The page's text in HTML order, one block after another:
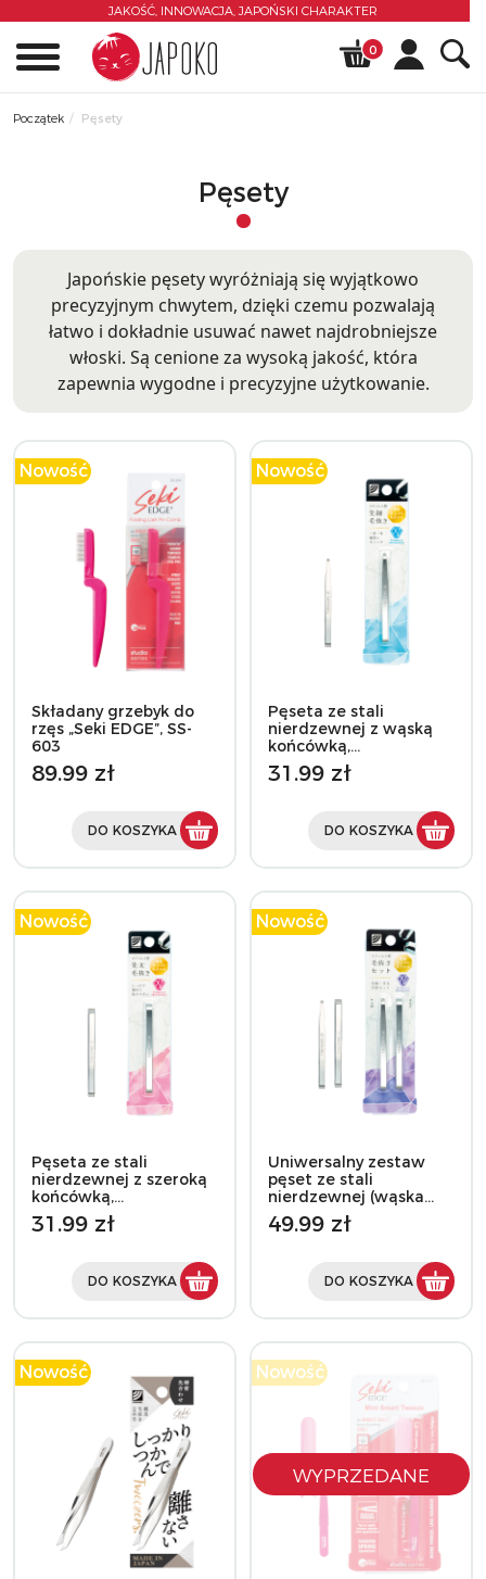
JAKOŚĆ, INNOWACJA, JAPOŃSKI CHARAKTER
0
Początek Pęsety
Pęsety
Japońskie pęsety wyróżniają się wyjątkowo
precyzyjnym chwytem, dzięki czemu pozwalają
łatwo i dokładnie usuwać nawet najdrobniejsze
włoski. Są cenione za wysoką jakość, która
zapewnia wygodne i precyzyjne użytkowanie.
Nowość
Składany grzebyk do
rzęs „Seki EDGE”, SS-
603
89.99 zł
DO KOSZYKA
Nowość
Pęseta ze stali
nierdzewnej z wąską
końcówką,…
31.99 zł
DO KOSZYKA
Nowość
Pęseta ze stali
nierdzewnej z szeroką
końcówką,…
31.99 zł
DO KOSZYKA
Nowość
Uniwersalny zestaw
pęset ze stali
nierdzewnej (wąska…
49.99 zł
DO KOSZYKA
Nowość Nowość
WYPRZEDANE